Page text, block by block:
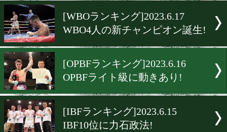
[日本ランキング]2023.6.28
最新の日本ランキング!
[WBO-APランキング
WBO-AP新チャンピオン山
也!